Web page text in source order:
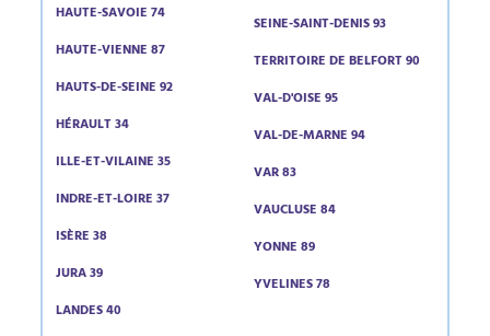
HAUTE-SAVOIE 74
HAUTE-VIENNE 87
HAUTS-DE-SEINE 92
HÉRAULT 34
ILLE-ET-VILAINE 35
INDRE-ET-LOIRE 37
ISÈRE 38
JURA 39
LANDES 40
SEINE-SAINT-DENIS 93
TERRITOIRE DE BELFORT 90
VAL-D'OISE 95
VAL-DE-MARNE 94
VAR 83
VAUCLUSE 84
YONNE 89
YVELINES 78